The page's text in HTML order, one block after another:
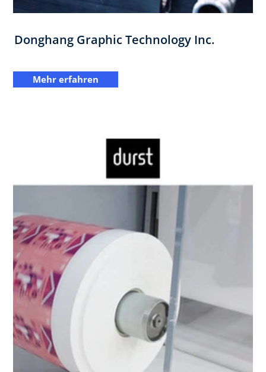
Donghang Graphic Technology Inc.
Mehr erfahren